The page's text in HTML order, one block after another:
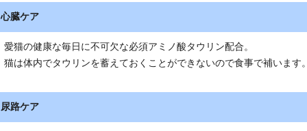
心臓ケア
愛猫の健康な毎日に不可欠な必須アミノ酸タウリン配合。
猫は体内でタウリンを蓄えておくことができないので食事で補います。
尿路ケア